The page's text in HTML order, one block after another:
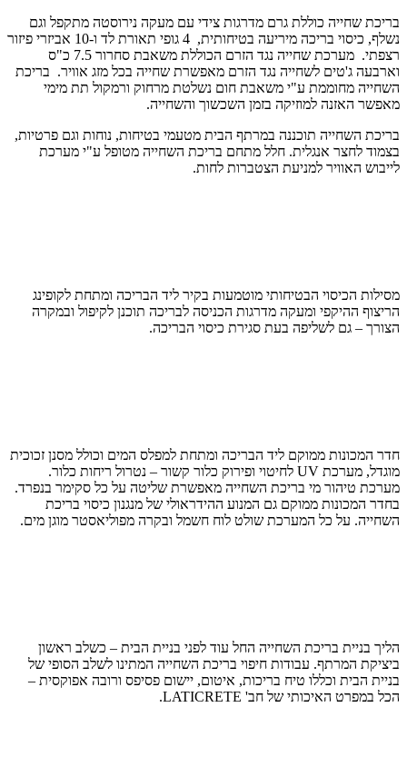
בריכת שחייה כוללת גרם מדרגות צידי עם מעקה נירוסטה מתקפל וגם
נשלף, כיסוי בריכה מיריעה בטיחותית, 4 גופי תאורת לד ו-10 אביזרי פיזור
רצפתי. מערכת שחייה נגד הזרם הכוללת משאבת סחרור 7.5 כ"ס
וארבעה ג'טים לשחייה נגד הזרם מאפשרת שחייה בכל מזג אוויר. בריכת
השחייה מחוממת ע"י משאבת חום נשלטת מרחוק ורמקול תת מימי
מאפשר האזנה למוזיקה בזמן השכשוך והשחייה.
בריכת השחייה תוכננה במרתף הבית מטעמי בטיחות, נוחות וגם פרטיות,
בצמוד לחצר אנגלית. חלל מתחם בריכת השחייה מטופל ע"י מערכת
לייבוש האוויר למניעת הצטברות לחות.
מסילות הכיסוי הבטיחותי מוטמעות בקיר ליד הבריכה ומתחת לקופינג
הריצוף ההיקפי ומעקה מדרגות הכניסה לבריכה תוכנן לקיפול ובמקרה
הצורך – גם לשליפה בעת סגירת כיסוי הבריכה.
חדר המכונות ממוקם ליד הבריכה ומתחת למפלס המים וכולל מסנן זכוכית
מוגדל, מערכת UV לחיטוי ופירוק כלור קשור – נטרול ריחות כלור.
מערכת טיהור מי בריכת השחייה מאפשרת שליטה על כל סקימר בנפרד.
בחדר המכונות ממוקם גם המנוע ההידראולי של מנגנון כיסוי בריכת
השחייה. על כל המערכת שולט לוח חשמל ובקרה מפוליאסטר מוגן מים.
הליך בניית בריכת השחייה החל עוד לפני בניית הבית – כשלב ראשון
ביציקת המרתף. עבודות חיפוי בריכת השחייה המתינו לשלב הסופי של
בניית הבית וכללו טיח בריכות, איטום, יישום פסיפס ורובה אפוקסית –
הכל במפרט האיכותי של חב' LATICRETE.